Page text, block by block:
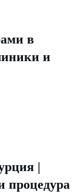
в
и
|
процедура